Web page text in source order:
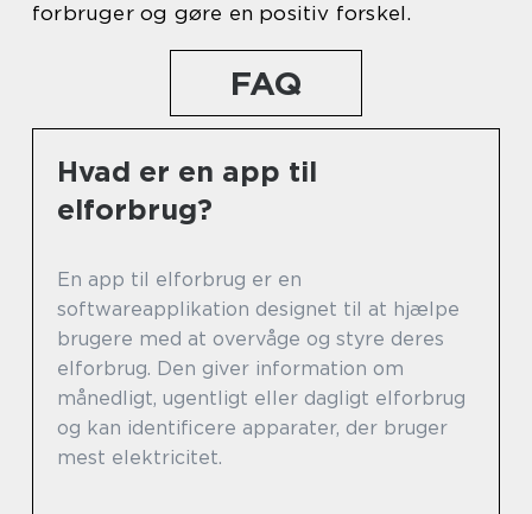
forbruger og gøre en positiv forskel.
FAQ
Hvad er en app til
elforbrug?
En app til elforbrug er en
softwareapplikation designet til at hjælpe
brugere med at overvåge og styre deres
elforbrug. Den giver information om
månedligt, ugentligt eller dagligt elforbrug
og kan identificere apparater, der bruger
mest elektricitet.